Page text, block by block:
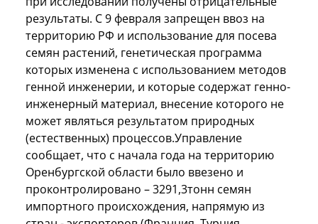
результаты. С 9 февраля запрещен ввоз на
территорию РФ и использование для посева
семян растений, генетическая программа
которых изменена с использованием методов
генной инженерии, и которые содержат генно-
инженерный материал, внесение которого не
может являться результатом природных
(естественных) процессов.Управление
сообщает, что с начала года на территорию
Оренбургской области было ввезено и
проконтролировано – 3291,3тонн семян
импортного происхождения, напрямую из